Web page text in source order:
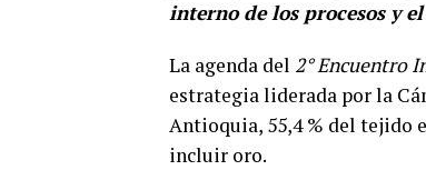
interno de los procesos y
La agenda del 2° Encuentro
estrategia liderada por la
Antioquia, 55,4 % del tejido
incluir oro.